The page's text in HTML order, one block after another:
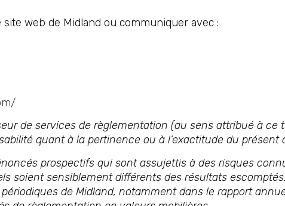
web de Midland ou communiquer avec :
de services de règlementation (au sens attribué à ce
quant à la pertinence ou à l’exactitude du présent
prospectifs qui sont assujettis à des risques
soient sensiblement différents des résultats
de Midland, notamment dans le rapport